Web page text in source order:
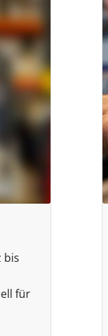
bis
für